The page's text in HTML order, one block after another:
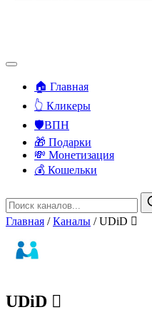
🏠 Главная
👆 Кликеры
🛡️ВПН
🎁 Подарки
💸 Монетизация
💰 Кошельки
Главная / Каналы / UDiD 
UDiD 